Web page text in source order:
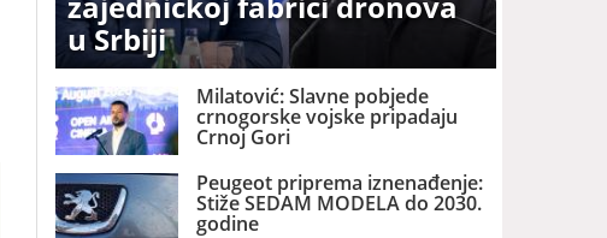
u Srbiji
Milatović: Slavne pobjede
crnogorske vojske pripadaju
Crnoj Gori
Peugeot priprema iznenađenje:
Stiže SEDAM MODELA do 2030.
godine